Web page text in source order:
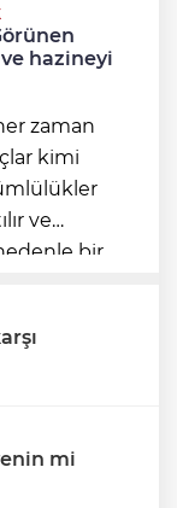
nabzını
hazineyi
zaman
kimi
ve
bir
stok
mi